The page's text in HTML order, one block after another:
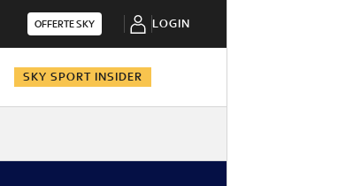
OFFERTE SKY LOGIN
SKY SPORT INSIDER